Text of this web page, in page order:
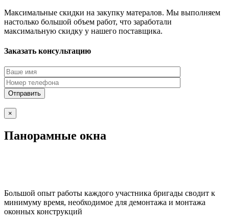
Максимальные скидки на закупку матералов. Мы выполняем
настолько большой объем работ, что заработали
максимальную скидку у нашего поставщика.
Заказать консультацию
×
Панорамные окна
Большой опыт работы каждого участника бригады сводит к
минимуму время, необходимое для демонтажа и монтажа
оконных конструкций